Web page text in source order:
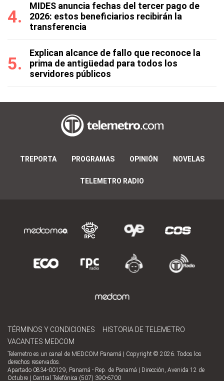
MIDES anuncia fechas del tercer pago de
2026: estos beneficiarios recibirán la
transferencia
Explican alcance de fallo que reconoce la
prima de antigüedad para todos los
servidores públicos
TREPORTA PROGRAMAS OPINIÓN NOVELAS
TELEMETRO RADIO
TÉRMINOS Y CONDICIONES
HISTORIA DE TELEMETRO
VACANTES MEDCOM
Telemetro es un canal de MEDCOM Panamá | Copyright © 2026. Todos los
derechos reservados.
Apartado 0834-00129, Panamá - Rep. de Panamá | Dirección, Avenida 12 de
Octubre | Central Telefónica (507) 390-6700